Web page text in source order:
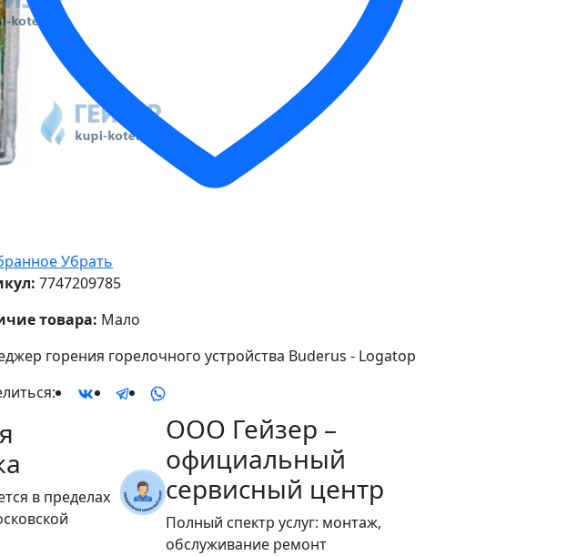
Убрать
7747209785
товара: Мало
горения горелочного устройства Buderus - Logatop
в пределах
ООО Гейзер –
официальный
сервисный центр
Полный спектр услуг: монтаж,
обслуживание ремонт